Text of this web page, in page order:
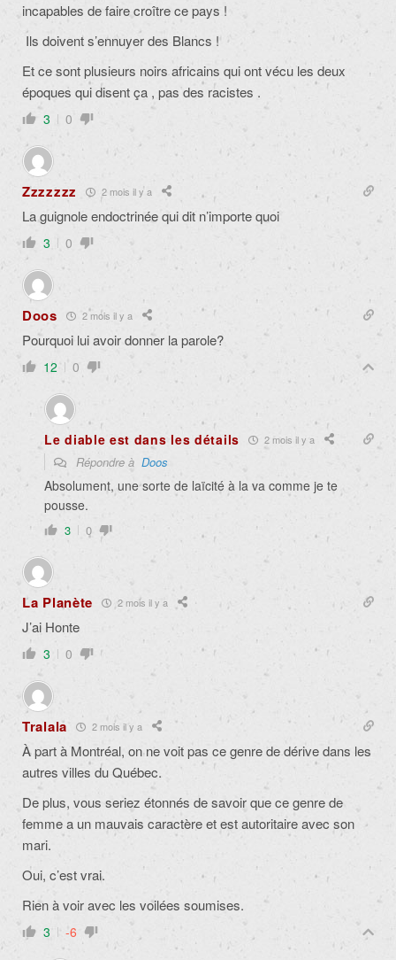
incapables de faire croître ce pays !
Ils doivent s’ennuyer des Blancs !
Et ce sont plusieurs noirs africains qui ont vécu les deux
époques qui disent ça , pas des racistes .
3 0
Zzzzzzz 2 mois il y a
La guignole endoctrinée qui dit n’importe quoi
3 0
Doos 2 mois il y a
Pourquoi lui avoir donner la parole?
12 0
Le diable est dans les détails 2 mois il y a
Répondre à Doos
Absolument, une sorte de laïcité à la va comme je te
pousse.
3 0
La Planète 2 mois il y a
J’ai Honte
3 0
Tralala 2 mois il y a
À part à Montréal, on ne voit pas ce genre de dérive dans les
autres villes du Québec.
De plus, vous seriez étonnés de savoir que ce genre de
femme a un mauvais caractère et est autoritaire avec son
mari.
Oui, c’est vrai.
Rien à voir avec les voilées soumises.
3 -6